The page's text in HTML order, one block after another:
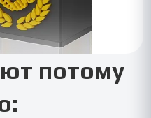
потому